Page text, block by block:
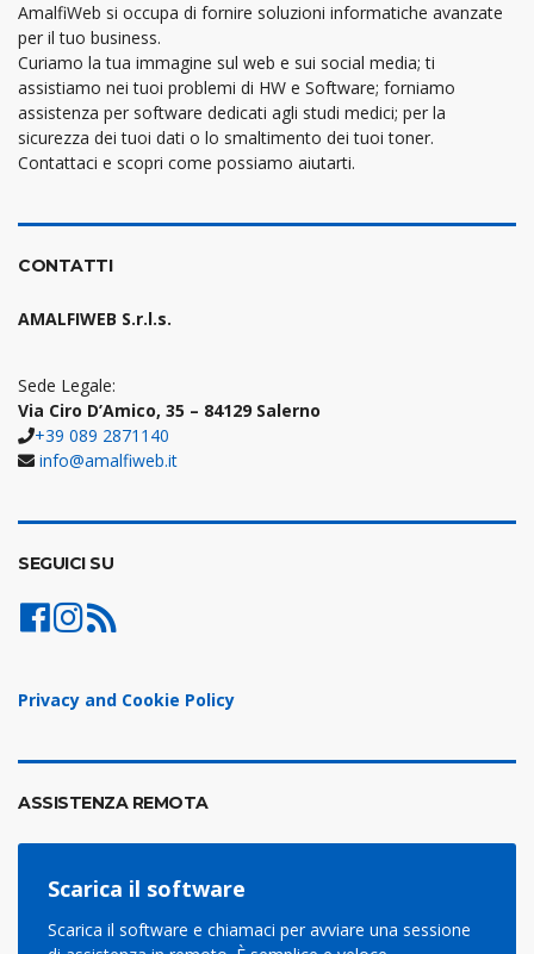
AmalfiWeb si occupa di fornire soluzioni informatiche avanzate
per il tuo business.
Curiamo la tua immagine sul web e sui social media; ti
assistiamo nei tuoi problemi di HW e Software; forniamo
assistenza per software dedicati agli studi medici; per la
sicurezza dei tuoi dati o lo smaltimento dei tuoi toner.
Contattaci e scopri come possiamo aiutarti.
CONTATTI
AMALFIWEB S.r.l.s.
Sede Legale:
Via Ciro D’Amico, 35 – 84129 Salerno
+39 089 2871140
info@amalfiweb.it
SEGUICI SU
Privacy and Cookie Policy
ASSISTENZA REMOTA
Scarica il software
Scarica il software e chiamaci per avviare una sessione